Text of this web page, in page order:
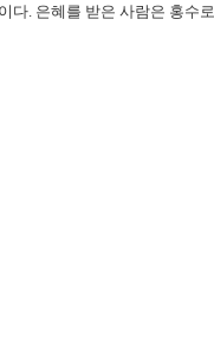
다 은혜를 받은 사람은 홍수